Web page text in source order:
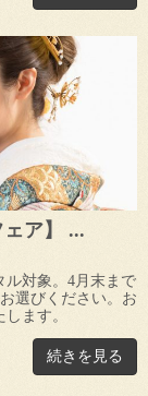
ア】 ...
ル対象。4月末まで
選びください。お
ます。
続きを見る